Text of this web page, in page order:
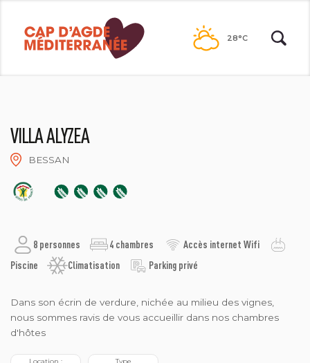
contenu
28°C
VILLA ALYZEA
BESSAN
8 personnes 4 chambres
Accès internet Wifi
Piscine
Climatisation Parking privé
Dans son écrin de verdure, nichée au milieu des vignes,
nous sommes ravis de vous accueillir dans nos chambres
d'hôtes
Location : Type